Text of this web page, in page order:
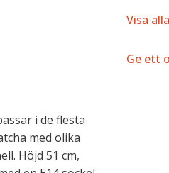
Visa
Ge ett
i de flesta
med olika
Höjd 51 cm,